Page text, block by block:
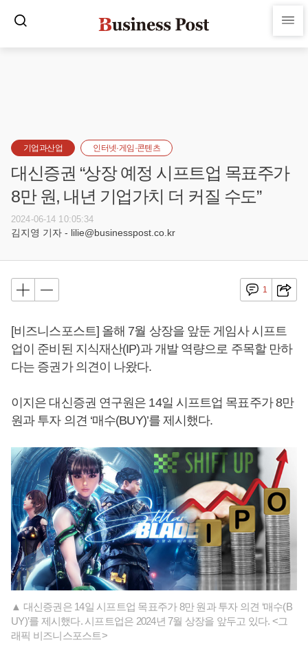
기업과산업 인터넷·게임·콘텐츠
대신증권 “상장 예정 시프트업 목표주가
8만 원, 내년 기업가치 더 커질 수도”
2024-06-14 10:05:34
김지영 기자 - lilie@businesspost.co.kr
1
[비즈니스포스트] 올해 7월 상장을 앞둔 게임사 시프트
업이 준비된 지식재산(IP)과 개발 역량으로 주목할 만하
다는 증권가 의견이 나왔다.
이지은 대신증권 연구원은 14일 시프트업 목표주가 8만
원과 투자 의견 ‘매수(BUY)’를 제시했다.
▲ 대신증권은 14일 시프트업 목표주가 8만 원과 투자 의견 ‘매수(B
UY)’를 제시했다. 시프트업은 2024년 7월 상장을 앞두고 있다. <그
래픽 비즈니스포스트>